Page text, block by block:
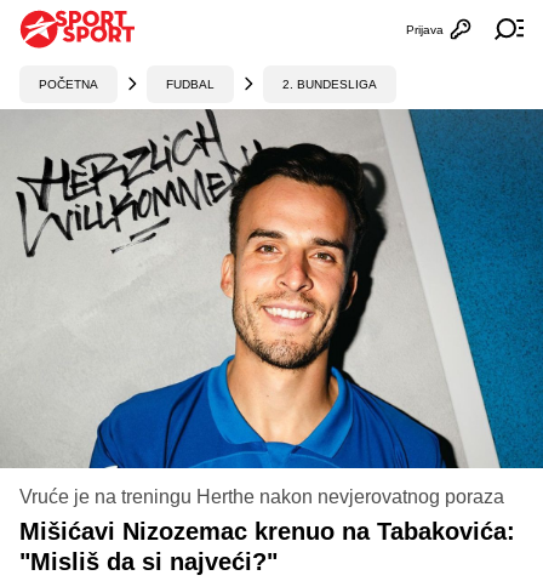
Otvori
Prijava
POČETNA FUDBAL 2. BUNDESLIGA
Vruće je na treningu Herthe nakon nevjerovatnog poraza
Mišićavi Nizozemac krenuo na Tabakovića:
"Misliš da si najveći?"